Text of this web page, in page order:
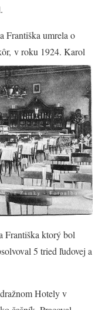
Františka umrela o
v roku 1924. Karol
Františka ktorý bol
5 tried ľudovej a
Hotely v